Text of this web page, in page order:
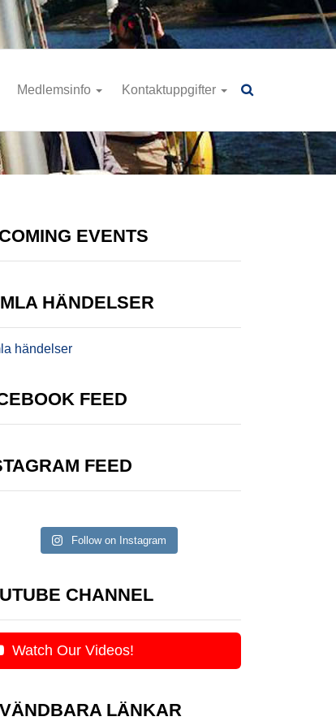
Medlemsinfo Kontaktuppgifter
EVENTS
HÄNDELSER
händelser
FEED
FEED
Follow on Instagram
CHANNEL
Watch Our Videos!
LÄNKAR